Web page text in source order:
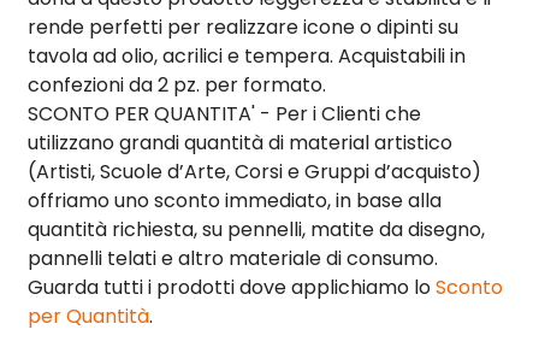
rende perfetti per realizzare icone o dipinti su
tavola ad olio, acrilici e tempera. Acquistabili in
confezioni da 2 pz. per formato.
SCONTO PER QUANTITA' - Per i Clienti che
utilizzano grandi quantità di material artistico
(Artisti, Scuole d’Arte, Corsi e Gruppi d’acquisto)
offriamo uno sconto immediato, in base alla
quantità richiesta, su pennelli, matite da disegno,
pannelli telati e altro materiale di consumo.
Guarda tutti i prodotti dove applichiamo loSconto
per Quantità.